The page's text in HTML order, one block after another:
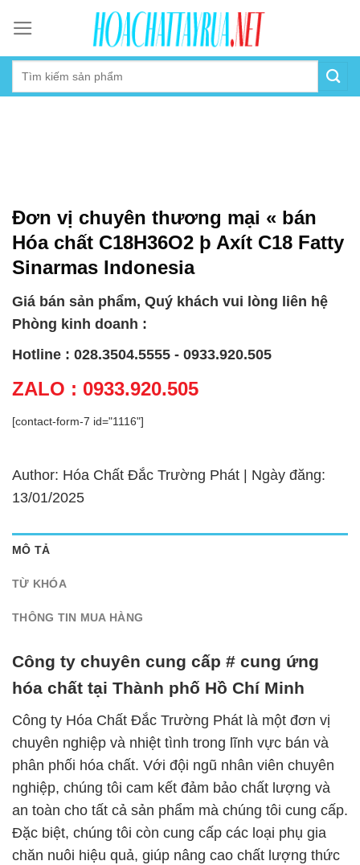
content
Đơn vị chuyên thương mại « bán
Hóa chất C18H36O2 þ Axít C18 Fatty
Sinarmas Indonesia
Giá bán sản phẩm, Quý khách vui lòng liên hệ
Phòng kinh doanh :
Hotline : 028.3504.5555 - 0933.920.505
ZALO : 0933.920.505
[contact-form-7 id="1116"]
Author: Hóa Chất Đắc Trường Phát | Ngày đăng:
13/01/2025
MÔ TẢ
TỪ KHÓA
THÔNG TIN MUA HÀNG
Công ty chuyên cung cấp # cung ứng
hóa chất tại Thành phố Hồ Chí Minh
Công ty Hóa Chất Đắc Trường Phát là một đơn vị
chuyên nghiệp và nhiệt tình trong lĩnh vực bán và
phân phối hóa chất. Với đội ngũ nhân viên chuyên
nghiệp, chúng tôi cam kết đảm bảo chất lượng và
an toàn cho tất cả sản phẩm mà chúng tôi cung cấp.
Đặc biệt, chúng tôi còn cung cấp các loại phụ gia
chăn nuôi hiệu quả, giúp nâng cao chất lượng thức